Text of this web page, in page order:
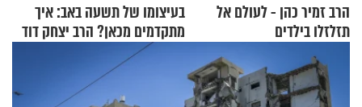
הרב זמיר כהן - לעולם אל
תזלזלו בילדים
בעיצומו של תשעה באב: איך
מתקדמים מכאן? הרב יצחק דוד
גרוסמן בשיחה מיוחדת